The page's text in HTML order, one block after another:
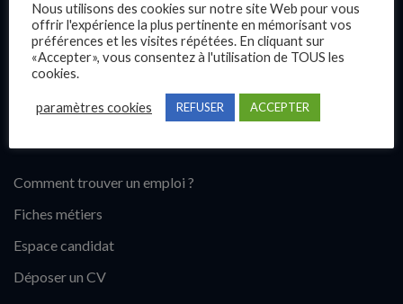
Questions fréquentes
Blog
Comment trouver un emploi ?
Fiches métiers
Espace candidat
Déposer un CV
Nous utilisons des cookies sur notre site Web pour vous
offrir l'expérience la plus pertinente en mémorisant vos
préférences et les visites répétées. En cliquant sur
«Accepter», vous consentez à l'utilisation de TOUS les
cookies.
paramètres cookies REFUSER ACCEPTER